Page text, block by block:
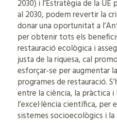
2030) i l’Estratègia de la
al 2030, podem revertir la
donar una oportunitat a
per obtenir tots els
restauració ecològica i
justa de la riquesa, cal
esforçar-se per augmentar
programes de restauració.
entre la ciència, la pràctica
l’excel·lència científica, per
sistemes socioecològics i